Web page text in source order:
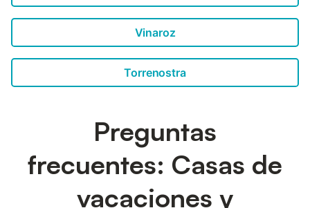
Vinaroz
Torrenostra
Preguntas
frecuentes: Casas de
vacaciones y